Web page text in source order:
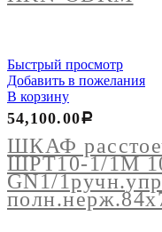
HKN-
Быстрый просмотр
Добавить в пожелания
В корзину
ШКАФ
ШРТ10-1/1М
GN1/
54,100.00Р